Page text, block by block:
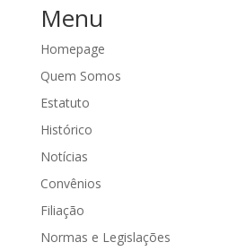
Menu
Homepage
Quem Somos
Estatuto
Histórico
Notícias
Convênios
Filiação
Normas e Legislações